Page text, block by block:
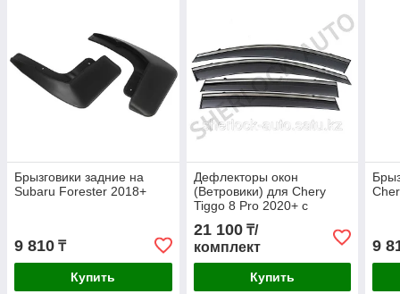
Брызговики задние на
Subaru Forester 2018+
9 810 ₸
Купить
Дефлекторы окон
(Ветровики) для Chery
Tiggo 8 Pro 2020+ с
тёмным металлическим
молдингом
21 100₸/
комплект
Купить
9